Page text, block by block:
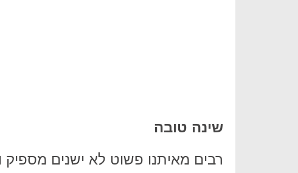
שינה טובה
רבים מאיתנו פשוט לא ישנים